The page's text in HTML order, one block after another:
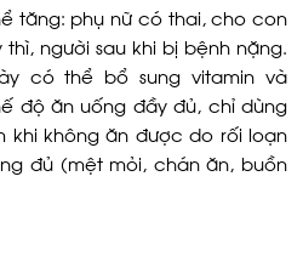
tăng: phụ nữ có thai, cho con
người sau khi bị bệnh nặng.
có thể bổ sung vitamin và
độ ăn uống đầy đủ, chỉ dùng
khi không ăn được do rối loạn
đủ (mệt mỏi, chán ăn, buồn